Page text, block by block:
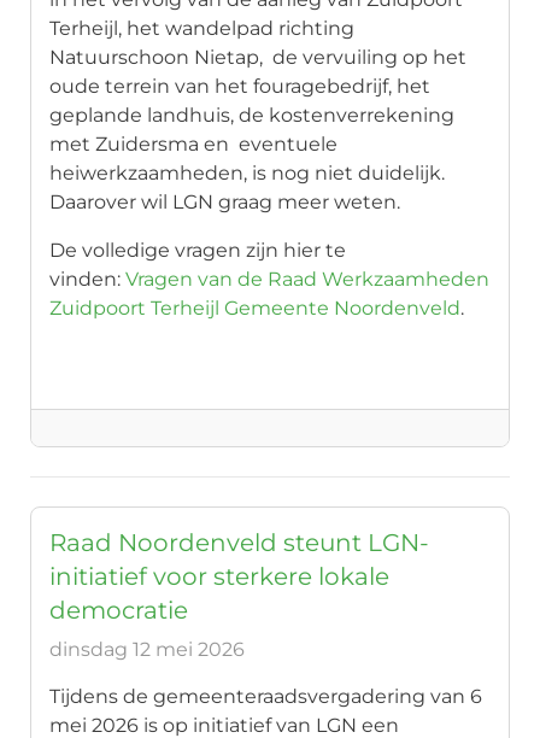
Terheijl, het wandelpad richting
Natuurschoon Nietap, de vervuiling op het
oude terrein van het fouragebedrijf, het
geplande landhuis, de kostenverrekening
met Zuidersma en eventuele
heiwerkzaamheden, is nog niet duidelijk.
Daarover wil LGN graag meer weten.
De volledige vragen zijn hier te
vinden: Vragen van de Raad Werkzaamheden
Zuidpoort Terheijl Gemeente Noordenveld.
Raad Noordenveld steunt LGN-
initiatief voor sterkere lokale
democratie
dinsdag 12 mei 2026
Tijdens de gemeenteraadsvergadering van 6
mei 2026 is op initiatief van LGN een